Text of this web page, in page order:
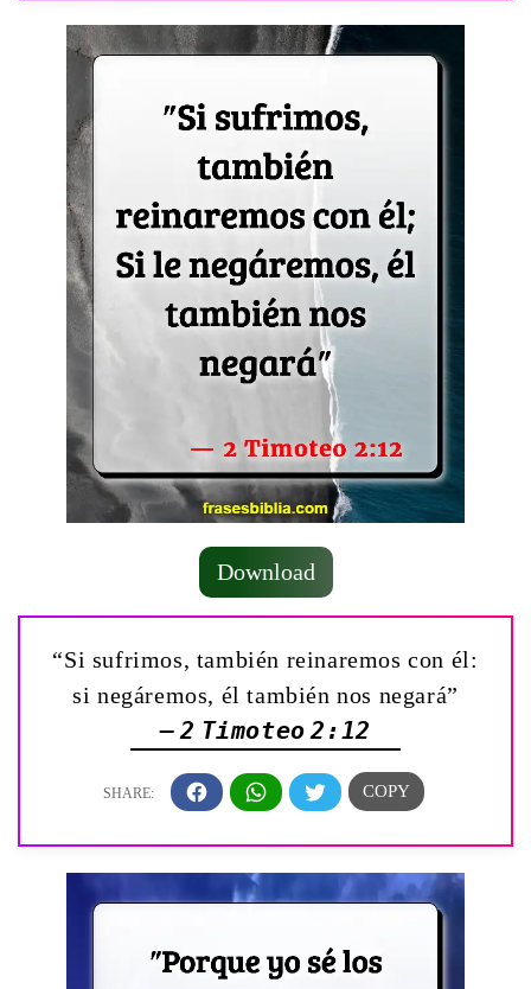
Download
“Si sufrimos, también reinaremos con él:
si negáremos, él también nos negará”
— 2 Timoteo 2:12